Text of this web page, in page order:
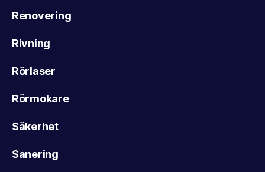
Renovering
Rivning
Rörlaser
Rörmokare
Säkerhet
Sanering